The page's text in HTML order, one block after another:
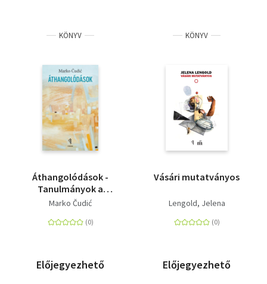
KÖNYV
Áthangolódások -
Tanulmányok a
műfordításról és az
Marko Čudić
Előjegyezhető
KÖNYV
Vásári mutatványos
Lengold, Jelena
Előjegyezhető